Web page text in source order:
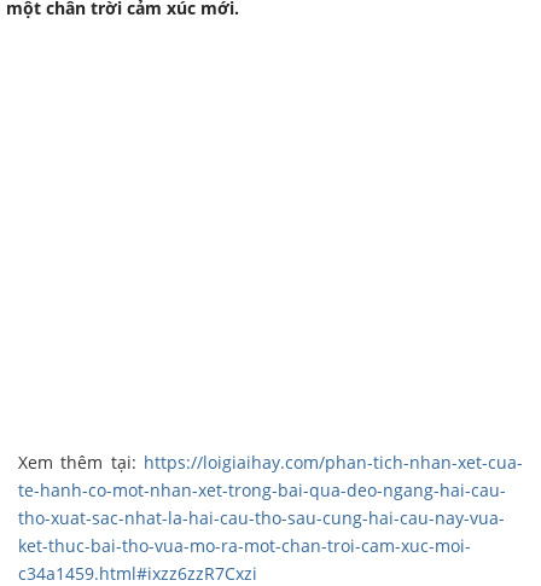
một chân trời cảm xúc mới.
Xem thêm tại: https://loigiaihay.com/phan-tich-nhan-xet-cua-
te-hanh-co-mot-nhan-xet-trong-bai-qua-deo-ngang-hai-cau-
tho-xuat-sac-nhat-la-hai-cau-tho-sau-cung-hai-cau-nay-vua-
ket-thuc-bai-tho-vua-mo-ra-mot-chan-troi-cam-xuc-moi-
c34a1459.html#ixzz6zzR7Cxzi